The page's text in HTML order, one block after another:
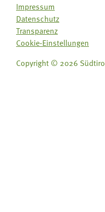
Impressum
Datenschutz
Transparenz
Cookie-Einstellungen
Copyright © 2026